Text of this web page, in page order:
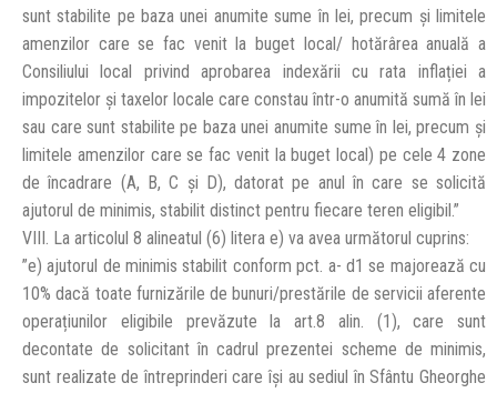
sunt stabilite pe baza unei anumite sume în lei, precum și limitele
amenzilor care se fac venit la buget local/ hotărârea anuală a
Consiliului local privind aprobarea indexării cu rata inflației a
impozitelor şi taxelor locale care constau într-o anumită sumă în lei
sau care sunt stabilite pe baza unei anumite sume în lei, precum și
limitele amenzilor care se fac venit la buget local) pe cele 4 zone
de încadrare (A, B, C și D), datorat pe anul în care se solicită
ajutorul de minimis, stabilit distinct pentru fiecare teren eligibil.”
VIII. La articolul 8 alineatul (6) litera e) va avea următorul cuprins:
”e) ajutorul de minimis stabilit conform pct. a- d1 se majorează cu
10% dacă toate furnizările de bunuri/prestările de servicii aferente
operațiunilor eligibile prevăzute la art.8 alin. (1), care sunt
decontate de solicitant în cadrul prezentei scheme de minimis,
sunt realizate de întreprinderi care își au sediul în Sfântu Gheorghe